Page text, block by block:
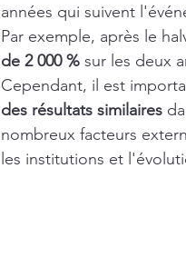
années qui suivent
Par exemple, après le
de 2 000 % sur les deux
Cependant, il est
des résultats similaires
nombreux facteurs
les institutions et